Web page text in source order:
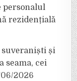
rezidențială
suveraniști și
seama, cei
2026